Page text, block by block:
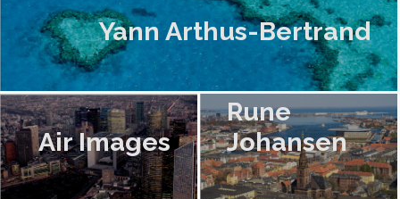
Yann Arthus-Bertrand
Air Images
Rune
Johansen